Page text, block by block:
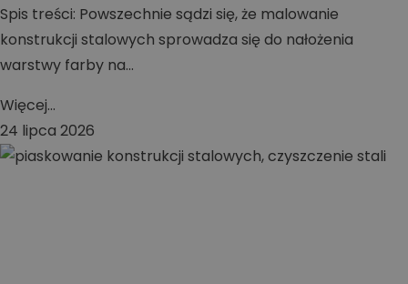
Spis treści: Powszechnie sądzi się, że malowanie
konstrukcji stalowych sprowadza się do nałożenia
warstwy farby na...
Więcej...
24 lipca 2026